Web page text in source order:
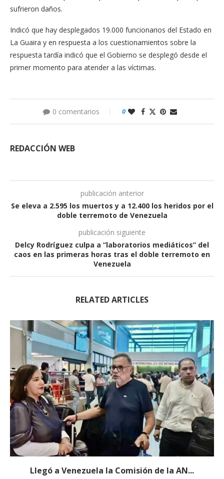
sufrieron daños.
Indicó que hay desplegados 19.000 funcionarios del Estado en
La Guaira y en respuesta a los cuestionamientos sobre la
respuesta tardía indicó que el Gobierno se desplegó desde el
primer momento para atender a las víctimas.
0 comentarios 0
REDACCIÓN WEB
publicación anterior
Se eleva a 2.595 los muertos y a 12.400 los heridos por el
doble terremoto de Venezuela
publicación siguiente
Delcy Rodríguez culpa a “laboratorios mediáticos” del
caos en las primeras horas tras el doble terremoto en
Venezuela
RELATED ARTICLES
Llegó a Venezuela la Comisión de la AN...